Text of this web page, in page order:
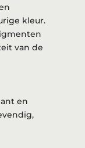
kleur.
van de
en